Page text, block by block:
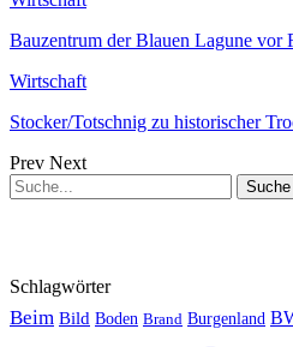
Bauzentrum der Blauen Lagune vor
Wirtschaft
Stocker/Totschnig zu historischer
Prev Next
Schlagwörter
Beim Bild Boden Brand Burgenland